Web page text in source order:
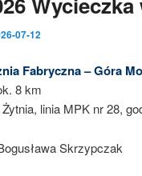
07-12
Fabryczna – Góra
8 km
Żytnia, linia MPK nr 28,
Skrzypczak